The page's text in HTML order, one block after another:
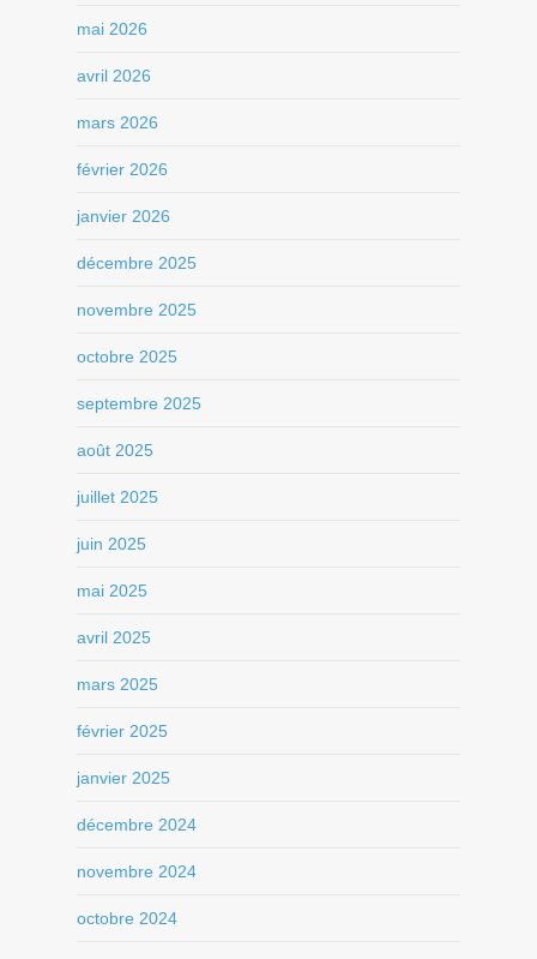
mai 2026
avril 2026
mars 2026
février 2026
janvier 2026
décembre 2025
novembre 2025
octobre 2025
septembre 2025
août 2025
juillet 2025
juin 2025
mai 2025
avril 2025
mars 2025
février 2025
janvier 2025
décembre 2024
novembre 2024
octobre 2024